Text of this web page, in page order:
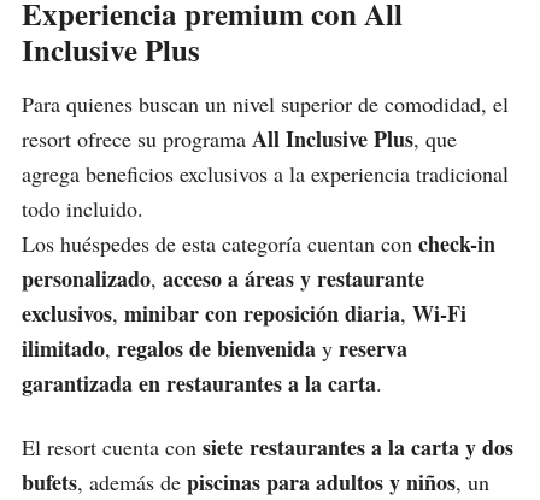
Experiencia premium con All
Inclusive Plus
Para quienes buscan un nivel superior de comodidad, el
resort ofrece su programa All Inclusive Plus, que
agrega beneficios exclusivos a la experiencia tradicional
todo incluido.
Los huéspedes de esta categoría cuentan con check-in
personalizado, acceso a áreas y restaurante
exclusivos, minibar con reposición diaria, Wi-Fi
ilimitado, regalos de bienvenida y reserva
garantizada en restaurantes a la carta.
El resort cuenta con siete restaurantes a la carta y dos
bufets, además de piscinas para adultos y niños, un